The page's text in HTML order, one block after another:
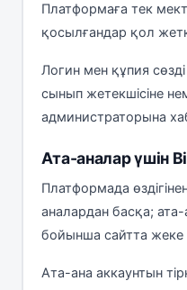
Платформаға тек
қосылғандар қол
Логин мен құпия
сынып жетекшісіне
администраторына
Ата-аналар үшін
Платформада
аналардан басқа;
бойынша сайтта жеке
Ата-ана аккаунтын